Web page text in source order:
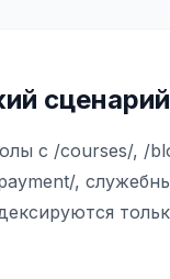
сценарий
с /courses/, /
,